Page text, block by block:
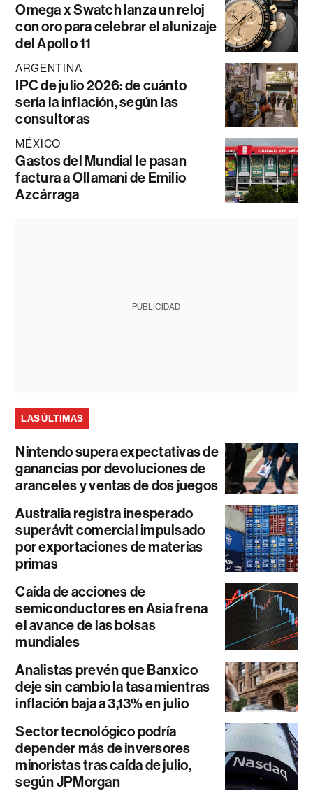
Omega x Swatch lanza un reloj
con oro para celebrar el alunizaje
del Apollo 11
ARGENTINA
IPC de julio 2026: de cuánto
sería la inflación, según las
consultoras
MÉXICO
Gastos del Mundial le pasan
factura a Ollamani de Emilio
Azcárraga
PUBLICIDAD
LAS ÚLTIMAS
Nintendo supera expectativas de
ganancias por devoluciones de
aranceles y ventas de dos juegos
Australia registra inesperado
superávit comercial impulsado
por exportaciones de materias
primas
Caída de acciones de
semiconductores en Asia frena
el avance de las bolsas
mundiales
Analistas prevén que Banxico
deje sin cambio la tasa mientras
inflación baja a 3,13% en julio
Sector tecnológico podría
depender más de inversores
minoristas tras caída de julio,
según JPMorgan